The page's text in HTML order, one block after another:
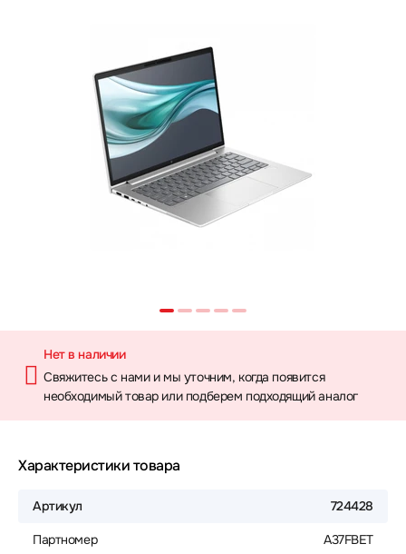
Нет в наличии
Свяжитесь с нами и мы уточним, когда появится
необходимый товар или подберем подходящий аналог
Характеристики товара
Артикул 724428
Партномер A37FBET